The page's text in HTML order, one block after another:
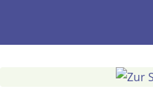
Inhalt